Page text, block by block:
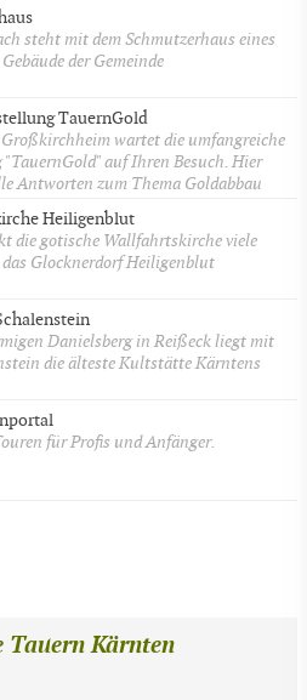
steht mit dem Schmutzerhaus eines
der Gemeinde
TauernGold
wartet die umfangreiche
auf Ihren Besuch. Hier
Antworten zum Thema Goldabbau
Heiligenblut
die gotische Wallfahrtskirche viele
Glocknerdorf Heiligenblut
Danielsberg in Reißeck liegt mit
die älteste Kultstätte Kärntens
für Profis und Anfänger.
Kärnten